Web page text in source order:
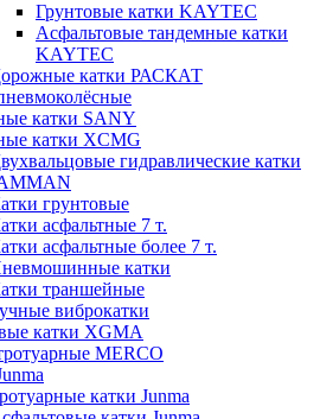
Грунтовые катки KAYTEC
Асфальтовые тандемные катки
KAYTEC
катки РАСКАТ
катки SANY
катки XCMG
гидравлические катки
грунтовые
асфальтные 7 т.
асфальтные более 7 т.
катки
траншейные
виброкатки
катки XGMA
MERCO
катки Junma